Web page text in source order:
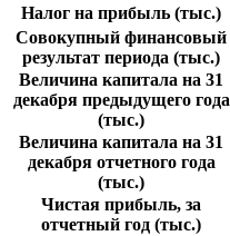
Налог на прибыль (тыс.)
Совокупный финансовый
результат периода (тыс.)
Величина капитала на 31
декабря предыдущего года
(тыс.)
Величина капитала на 31
декабря отчетного года
(тыс.)
Чистая прибыль, за
отчетный год (тыс.)